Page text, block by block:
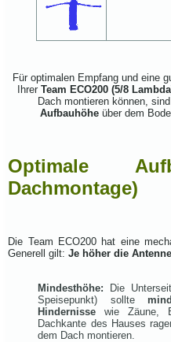
Für optimalen Empfang und eine
Ihrer Team ECO200 (5/8
Dach montieren können,
Aufbauhöhe über dem
Optimale
Dachmontage)
Die Team ECO200 hat eine
Generell gilt:Je höher die
Mindesthöhe: Die
Speisepunkt) sollte
Hindernisse wie Zäune,
Dachkante des Hauses
dem Dach montieren.